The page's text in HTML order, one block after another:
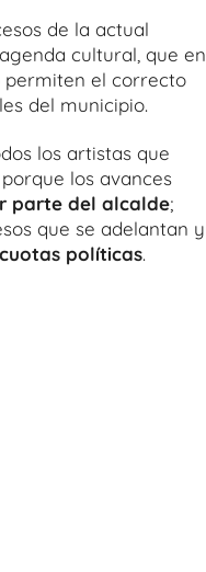
de la actual
cultural, que en
permiten el correcto
del municipio.
los artistas que
los avances
parte del alcalde;
que se adelantan y
políticas.